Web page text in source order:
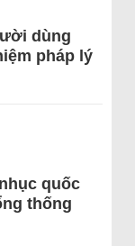
dùng
pháp lý
quốc
thống